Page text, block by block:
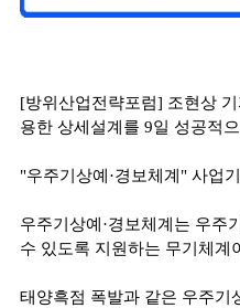
[방위산업전략포럼] 조현상
용한 상세설계를 9일 성공적
"우주기상예·경보체계" 사업
우주기상예·경보체계는 우주
수 있도록 지원하는 무기체계
태양흑점 폭발과 같은 우주기